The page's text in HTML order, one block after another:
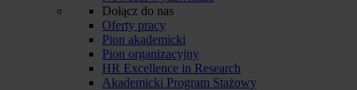
Dołącz do nas
Oferty pracy
Pion akademicki
Pion organizacyjny
HR Excellence in Research
Akademicki Program Stażowy